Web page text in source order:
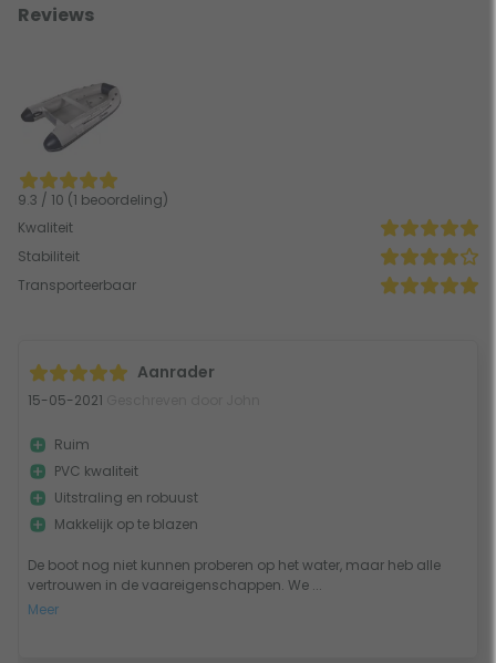
Reviews
9.3 / 10 (1 beoordeling)
Kwaliteit
Stabiliteit
Transporteerbaar
Aanrader
15-05-2021
De boot nog niet kunnen proberen op het water, maar heb alle
vertrouwen in de vaareigenschappen. We ...
Meer
Ruim
PVC kwaliteit
Uitstraling en robuust
Makkelijk op te blazen